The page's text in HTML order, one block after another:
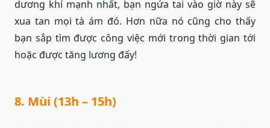
dương khí mạnh nhất, bạn ngứa tai vào giờ này sẽ
xua tan mọi tà ám đó. Hơn nữa nó cũng cho thấy
bạn sắp tìm được công việc mới trong thời gian tới
hoặc được tăng lương đấy!
8. Mùi (13h – 15h)